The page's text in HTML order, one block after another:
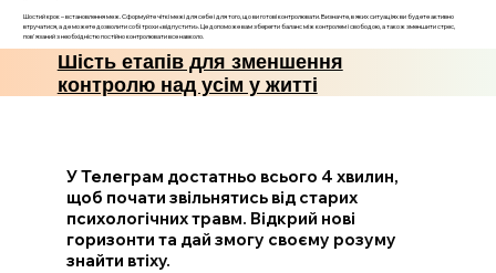
Шостий крок – встановлення меж. Сформуйте чіткі межі для себе і для того, що ви готові контролювати. Визначте, в яких ситуаціях ви будете активно
втручатися, а де можете дозволити собі трохи «відпустити». Це допоможе вам зберегти баланс між контролем і свободою, а також зменшити стрес,
пов'язаний з необхідністю постійно контролювати все навколо.
Шість етапів для зменшення
контролю над усім у житті
У Телеграм достатньо всього 4 хвилин,
щоб почати звільнятись від старих
психологічних травм. Відкрий нові
горизонти та дай змогу своєму розуму
знайти втіху.